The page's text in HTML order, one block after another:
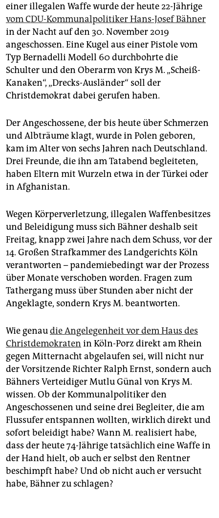
genossenschaft
epaper login
einer illegalen Waffe wurde der heute 22-Jährige
vom CDU-Kommunalpolitiker Hans-Josef Bähner
in der Nacht auf den 30. November 2019
angeschossen. Eine Kugel aus einer Pistole vom
Typ Bernadelli Modell 60 durchbohrte die
Schulter und den Oberarm von Krys M. „Scheiß-
Kanaken“, „Drecks-Ausländer“ soll der
Christdemokrat dabei gerufen haben.
Der Angeschossene, der bis heute über Schmerzen
und Albträume klagt, wurde in Polen geboren,
kam im Alter von sechs Jahren nach Deutschland.
Drei Freunde, die ihn am Tatabend begleiteten,
haben Eltern mit Wurzeln etwa in der Türkei oder
in Afghanistan.
Wegen Körperverletzung, illegalen Waffenbesitzes
und Beleidigung muss sich Bähner deshalb seit
Freitag, knapp zwei Jahre nach dem Schuss, vor der
14. Großen Strafkammer des Landgerichts Köln
verantworten – pandemiebedingt war der Prozess
über Monate verschoben worden. Fragen zum
Tathergang muss über Stunden aber nicht der
Angeklagte, sondern Krys M. beantworten.
Wie genaudie Angelegenheit vor dem Haus des
Christdemokraten in Köln-Porz direkt am Rhein
gegen Mitternacht abgelaufen sei, will nicht nur
der Vorsitzende Richter Ralph Ernst, sondern auch
Bähners Verteidiger Mutlu Günal von Krys M.
wissen. Ob der Kommunalpolitiker den
Angeschossenen und seine drei Begleiter, die am
Flussufer entspannen wollten, wirklich direkt und
sofort beleidigt habe? Wann M. realisiert habe,
dass der heute 74-Jährige tatsächlich eine Waffe in
der Hand hielt, ob auch er selbst den Rentner
beschimpft habe? Und ob nicht auch er versucht
habe, Bähner zu schlagen?